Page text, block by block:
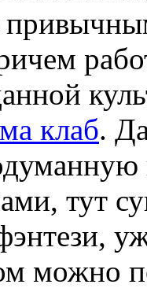
клаб.
тут
можно